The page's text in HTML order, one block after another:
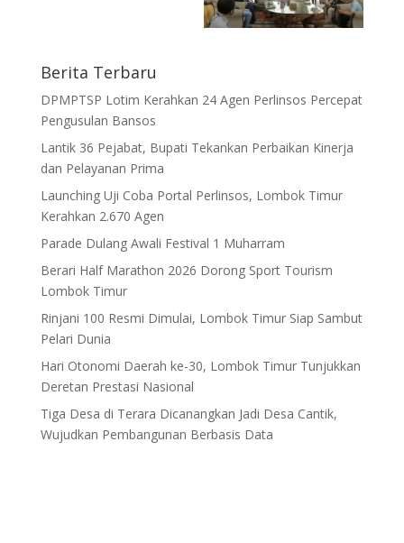
Berita Terbaru
DPMPTSP Lotim Kerahkan 24 Agen Perlinsos Percepat
Pengusulan Bansos
Lantik 36 Pejabat, Bupati Tekankan Perbaikan Kinerja
dan Pelayanan Prima
Launching Uji Coba Portal Perlinsos, Lombok Timur
Kerahkan 2.670 Agen
Parade Dulang Awali Festival 1 Muharram
Berari Half Marathon 2026 Dorong Sport Tourism
Lombok Timur
Rinjani 100 Resmi Dimulai, Lombok Timur Siap Sambut
Pelari Dunia
Hari Otonomi Daerah ke-30, Lombok Timur Tunjukkan
Deretan Prestasi Nasional
Tiga Desa di Terara Dicanangkan Jadi Desa Cantik,
Wujudkan Pembangunan Berbasis Data